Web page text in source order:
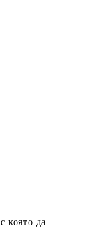
която да